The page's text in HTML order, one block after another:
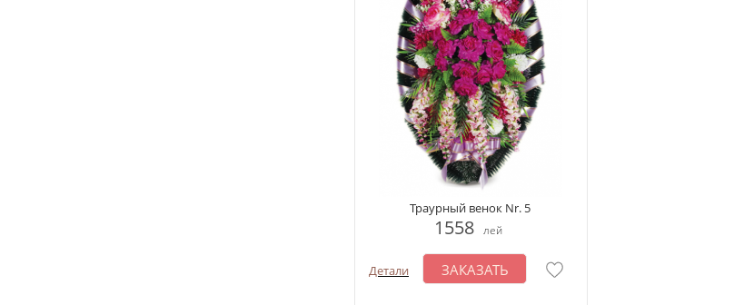
Траурный венок Nr. 5
1558 лей
Детали ЗАКАЗАТЬ